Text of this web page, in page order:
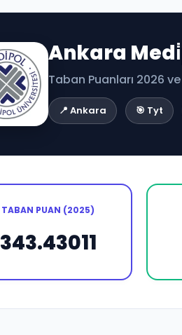
Ankara
Taban Puanları 2026
📍 Ankara 🎯 Tyt
TABAN PUAN (2025)
343.43011